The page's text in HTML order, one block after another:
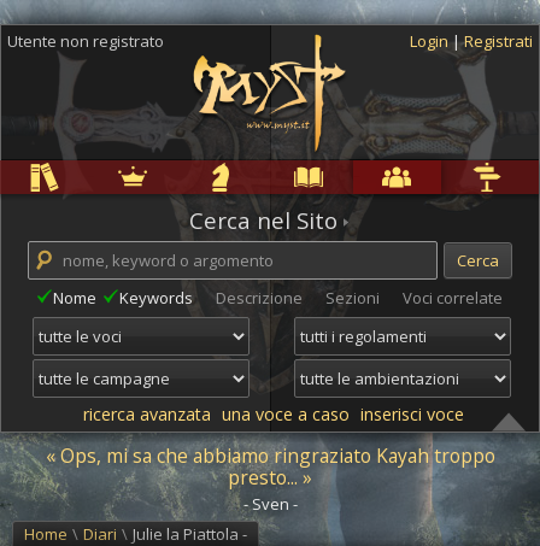
Utente non registrato Login |Registrati
Cerca nel Sito
Nome Keywords Descrizione Sezioni Voci correlate
ricerca avanzata una voce a caso inserisci voce
« Ops, mi sa che abbiamo ringraziato Kayah troppo
presto... »
- Sven -
Home \ Diari \ Julie la Piattola -